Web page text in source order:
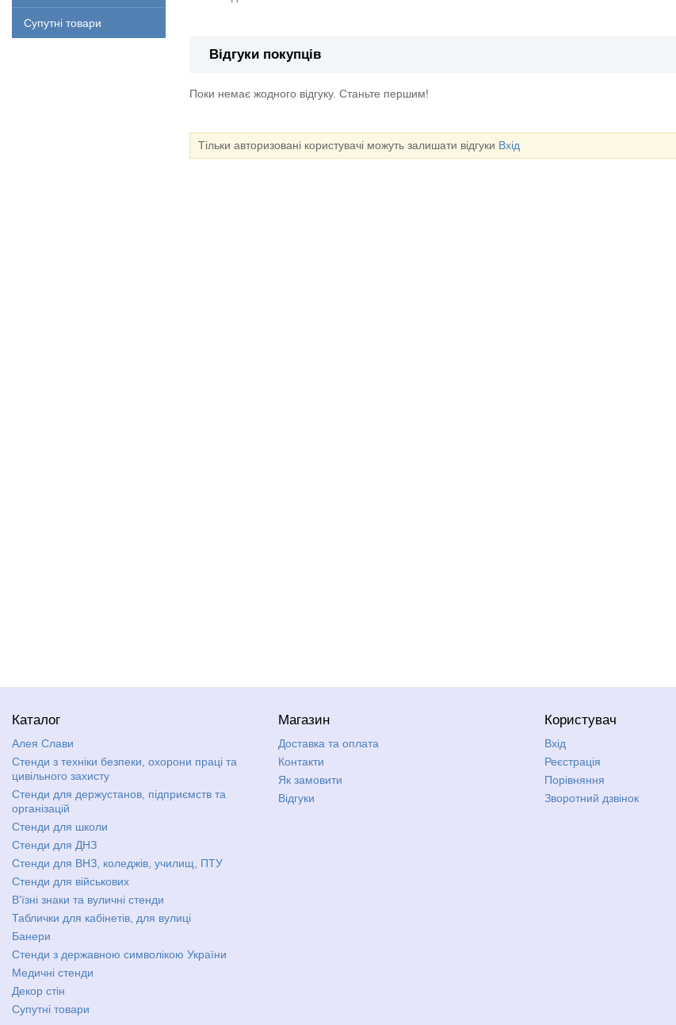
Супутні товари
Відгуки покупців
Поки немає жодного відгуку. Станьте першим!
Тільки авторизовані користувачі можуть залишати відгуки Вхід
Каталог
Алея Слави
Стенди з техніки безпеки, охорони праці та
цивільного захисту
Стенди для держустанов, підприємств та
організацій
Стенди для школи
Стенди для ДНЗ
Стенди для ВНЗ, коледжів, училищ, ПТУ
Стенди для військових
В'їзні знаки та вуличні стенди
Таблички для кабінетів, для вулиці
Банери
Стенди з державною символікою України
Медичні стенди
Декор стін
Супутні товари
Магазин
Доставка та оплата
Контакти
Як замовити
Відгуки
Користувач
Вхід
Реєстрація
Порівняння
Зворотний дзвінок